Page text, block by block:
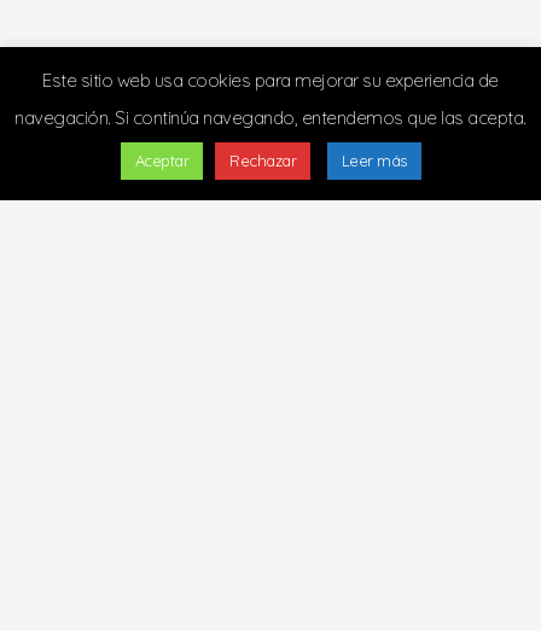
Este sitio web usa cookies para mejorar su experiencia de
navegación. Si continúa navegando, entendemos que las acepta.
Aceptar Rechazar Leer más